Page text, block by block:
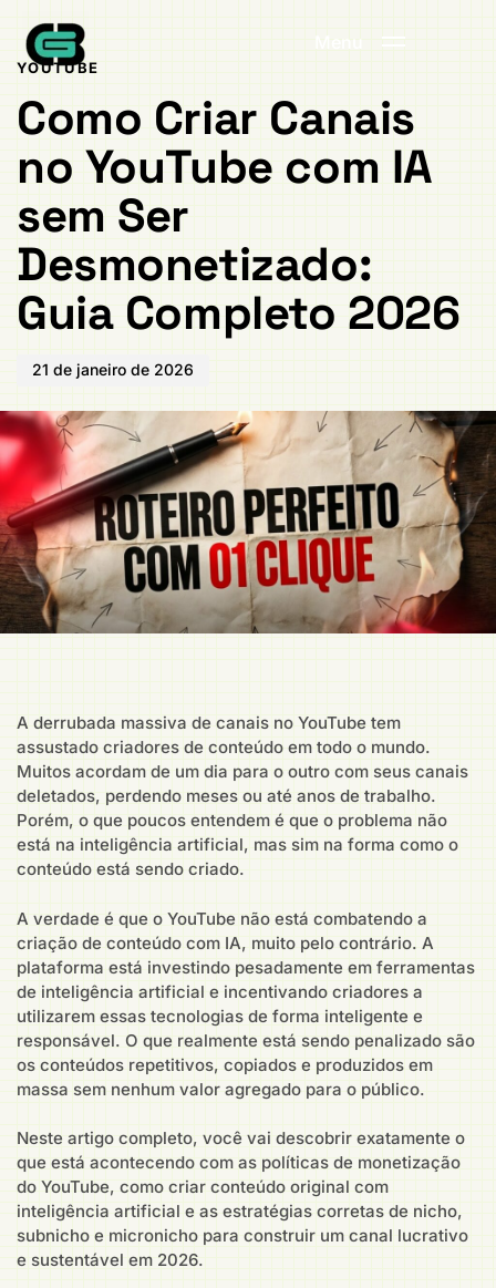
Menu
EM:
YOUTUBE
Como Criar Canais
no YouTube com IA
sem Ser
Desmonetizado:
Guia Completo 2026
em:
21 de janeiro de 2026
A derrubada massiva de canais no YouTube tem
assustado criadores de conteúdo em todo o mundo.
Muitos acordam de um dia para o outro com seus canais
deletados, perdendo meses ou até anos de trabalho.
Porém, o que poucos entendem é que o problema não
está na inteligência artificial, mas sim na forma como o
conteúdo está sendo criado.
A verdade é que o YouTube não está combatendo a
criação de conteúdo com IA, muito pelo contrário. A
plataforma está investindo pesadamente em ferramentas
de inteligência artificial e incentivando criadores a
utilizarem essas tecnologias de forma inteligente e
responsável. O que realmente está sendo penalizado são
os conteúdos repetitivos, copiados e produzidos em
massa sem nenhum valor agregado para o público.
Neste artigo completo, você vai descobrir exatamente o
que está acontecendo com as políticas de monetização
do YouTube, como criar conteúdo original com
inteligência artificial e as estratégias corretas de nicho,
subnicho e micronicho para construir um canal lucrativo
e sustentável em 2026.